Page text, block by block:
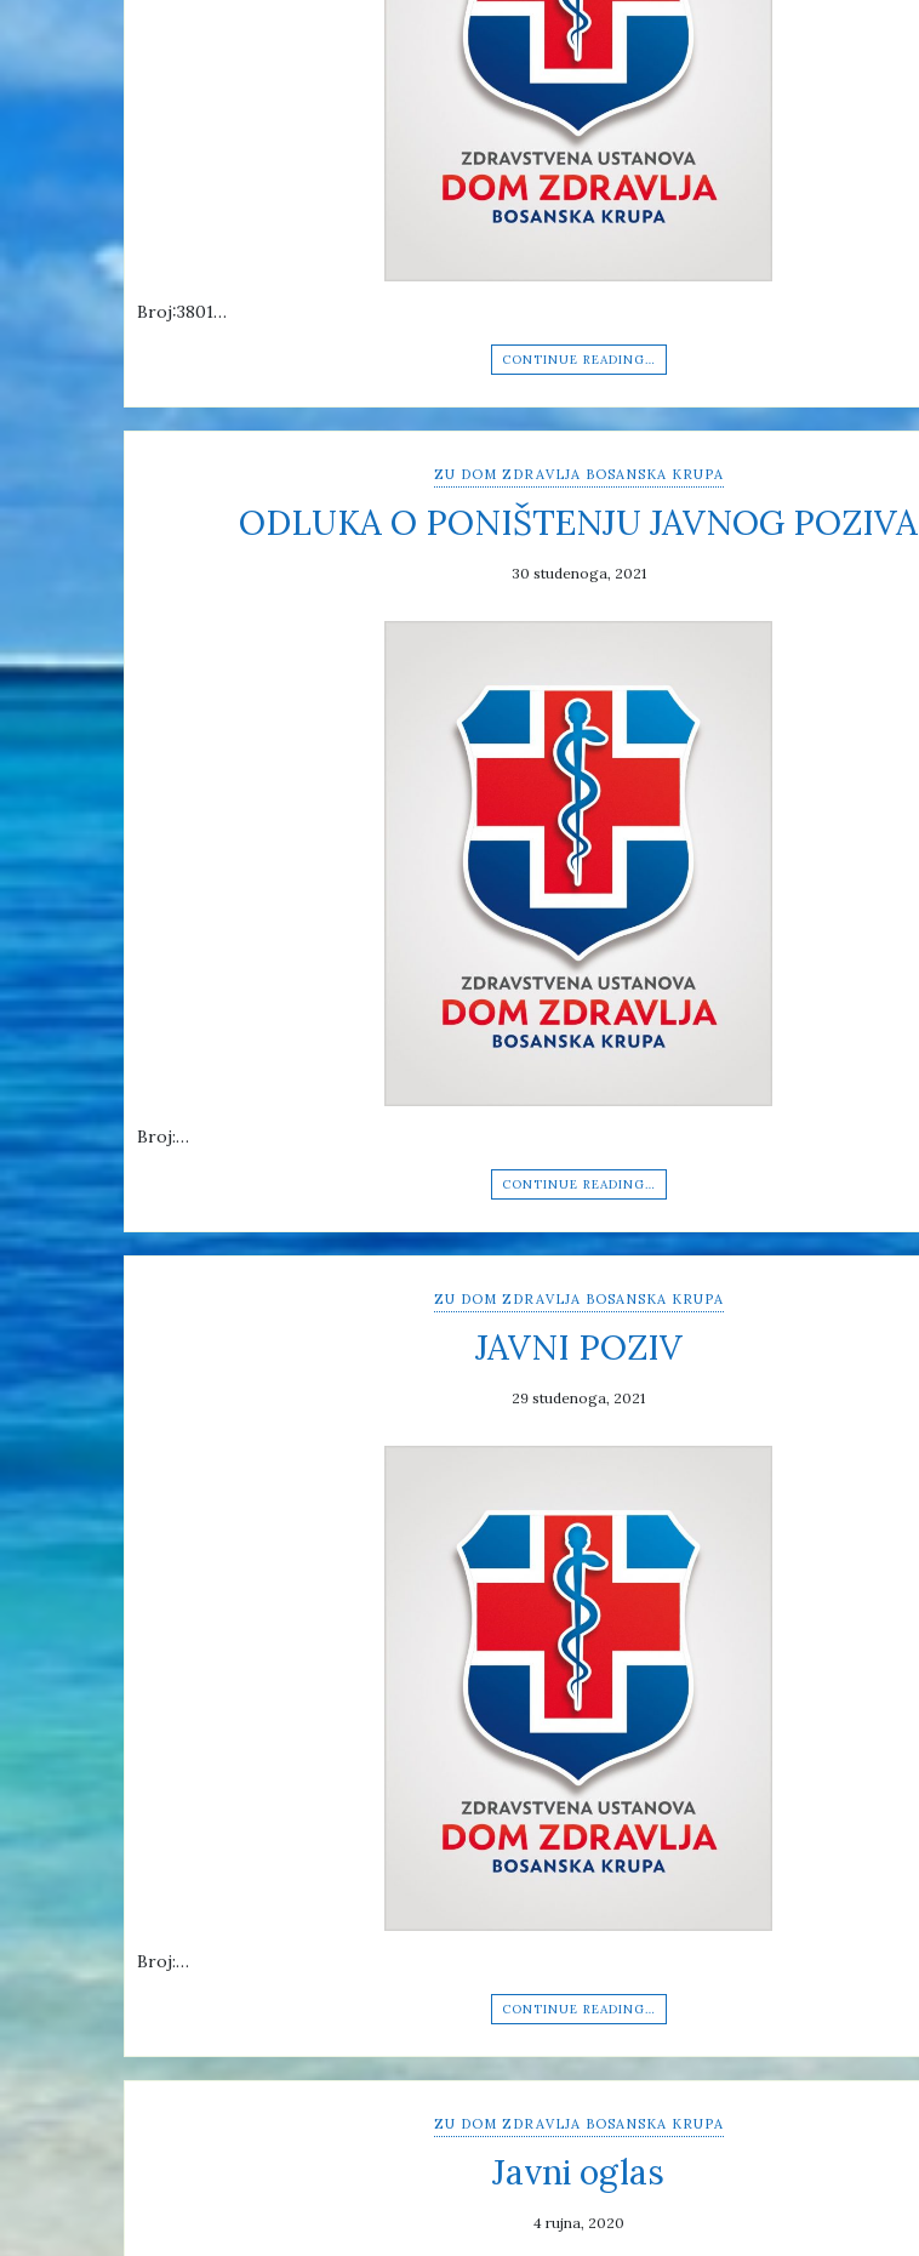
Broj:3801…
CONTINUE READING…
ZU DOM ZDRAVLJA BOSANSKA KRUPA
ODLUKA O PONIŠTENJU JAVNOG POZIVA
30 studenoga, 2021
Broj:…
CONTINUE READING…
ZU DOM ZDRAVLJA BOSANSKA KRUPA
JAVNI POZIV
29 studenoga, 2021
Broj:…
CONTINUE READING…
ZU DOM ZDRAVLJA BOSANSKA KRUPA
Javni oglas
4 rujna, 2020